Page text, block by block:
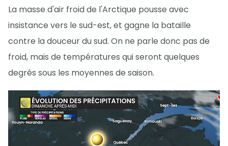
La masse d'air froid de l'Arctique pousse avec
insistance vers le sud-est, et gagne la bataille
contre la douceur du sud. On ne parle donc pas de
froid, mais de températures qui seront quelques
degrés sous les moyennes de saison.